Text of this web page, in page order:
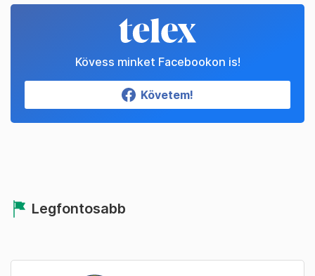
Kövess minket Facebookon is!
Követem!
Legfontosabb